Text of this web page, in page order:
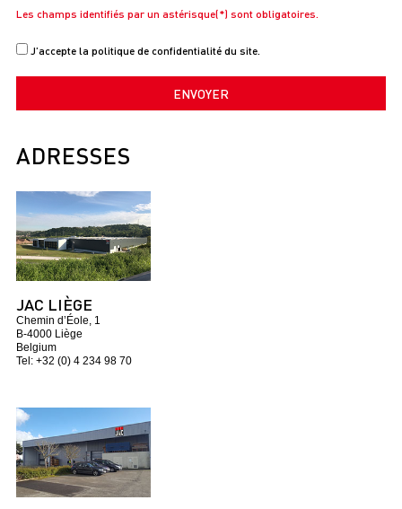
Les champs identifiés par un astérisque(*) sont obligatoires.
J’accepte la politique de confidentialité du site.
ENVOYER
ADRESSES
JAC LIÈGE
Chemin d’Éole, 1
B-4000 Liège
Belgium
Tel: +32 (0) 4 234 98 70